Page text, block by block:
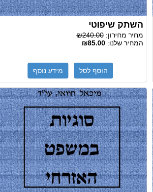
השתק שיפוטי
מחיר מחירון:₪240.00
המחיר שלנו:₪85.00
הוסף לסל מידע נוסף